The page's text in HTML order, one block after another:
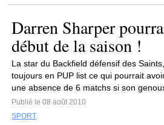
Darren Sharper
début de la saison !
La star du Backfield défensif des
toujours en PUP list ce qui pourrait
une absence de 6 matchs si son
Publié le 08 août 2010
SPORT